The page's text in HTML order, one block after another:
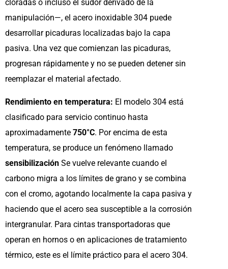
cloradas o incluso el sudor derivado de la
manipulación—, el acero inoxidable 304 puede
desarrollar picaduras localizadas bajo la capa
pasiva. Una vez que comienzan las picaduras,
progresan rápidamente y no se pueden detener sin
reemplazar el material afectado.
Rendimiento en temperatura: El modelo 304 está
clasificado para servicio continuo hasta
aproximadamente 750°C. Por encima de esta
temperatura, se produce un fenómeno llamado
sensibilización Se vuelve relevante cuando el
carbono migra a los límites de grano y se combina
con el cromo, agotando localmente la capa pasiva y
haciendo que el acero sea susceptible a la corrosión
intergranular. Para cintas transportadoras que
operan en hornos o en aplicaciones de tratamiento
térmico, este es el límite práctico para el acero 304.